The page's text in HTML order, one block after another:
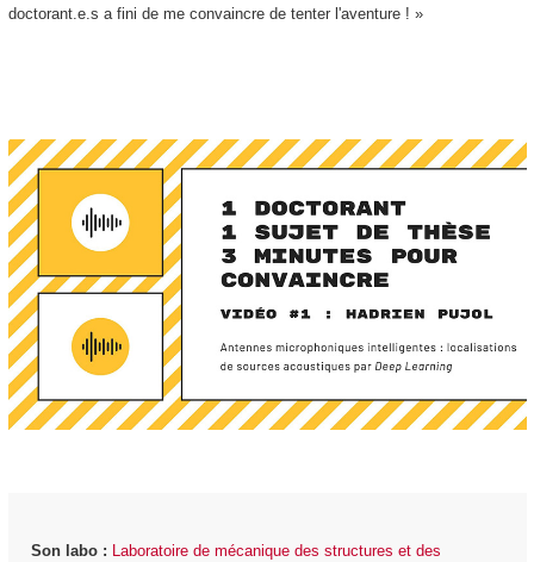
doctorant.e.s a fini de me convaincre de tenter l'aventure ! »
Son labo : Laboratoire de mécanique des structures et des